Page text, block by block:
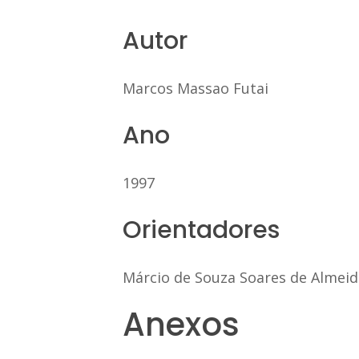
Autor
Marcos Massao Futai
Ano
1997
Orientadores
Márcio de Souza Soares de
Anexos